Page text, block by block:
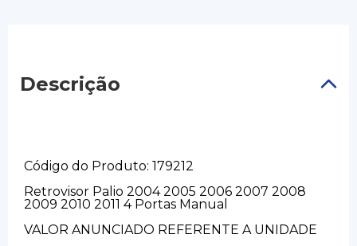
Descrição
Código do Produto: 179212
Retrovisor Palio 2004 2005 2006 2007 2008
2009 2010 2011 4 Portas Manual
VALOR ANUNCIADO REFERENTE A UNIDADE